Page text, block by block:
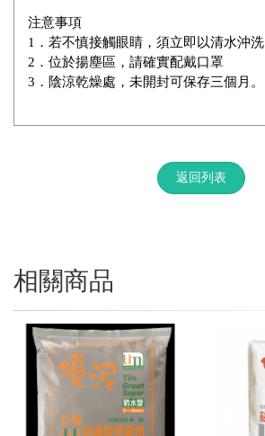
注意事項
1．若不慎接觸眼睛，須立即以清水沖洗
2．位於揚塵區，請確實配戴口罩
3．陰涼乾燥處，未開封可保存三個月。
返回列表
相關商品